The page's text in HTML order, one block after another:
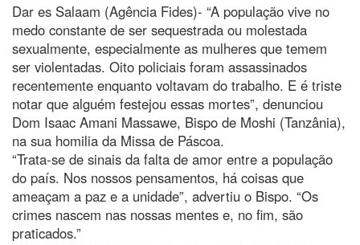
Dar es Salaam (Agência Fides)- “A população vive no
medo constante de ser sequestrada ou molestada
sexualmente, especialmente as mulheres que temem
ser violentadas. Oito policiais foram assassinados
recentemente enquanto voltavam do trabalho. E é triste
notar que alguém festejou essas mortes”, denunciou
Dom Isaac Amani Massawe, Bispo de Moshi (Tanzânia),
na sua homilia da Missa de Páscoa.
“Trata-se de sinais da falta de amor entre a população
do país. Nos nossos pensamentos, há coisas que
ameaçam a paz e a unidade”, advertiu o Bispo. “Os
crimes nascem nas nossas mentes e, no fim, são
praticados.”